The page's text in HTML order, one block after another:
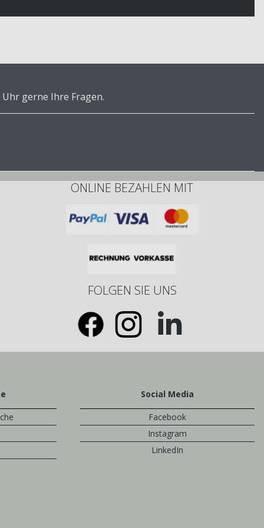
gerne Ihre Fragen.
ONLINE BEZAHLEN MIT
FOLGEN SIE UNS
Social Media
Facebook
Instagram
LinkedIn